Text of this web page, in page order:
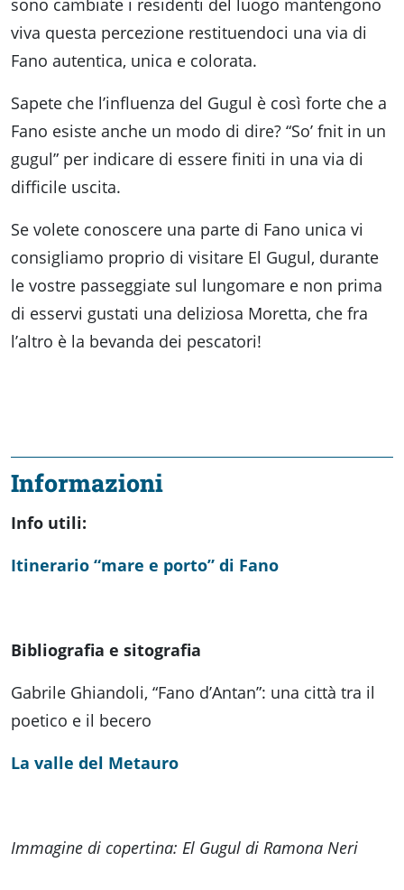
viva questa percezione restituendoci una via di
Fano autentica, unica e colorata.
Sapete che l’influenza del Gugul è così forte che a
Fano esiste anche un modo di dire? “So’ fnit in un
gugul” per indicare di essere finiti in una via di
difficile uscita.
Se volete conoscere una parte di Fano unica vi
consigliamo proprio di visitare El Gugul, durante
le vostre passeggiate sul lungomare e non prima
di esservi gustati una deliziosa Moretta, che fra
l’altro è la bevanda dei pescatori!
Informazioni
Info utili:
Itinerario “mare e porto” di Fano
Bibliografia e sitografia
Gabrile Ghiandoli, “Fano d’Antan”: una città tra il
poetico e il becero
La valle del Metauro
Immagine di copertina: El Gugul di Ramona Neri